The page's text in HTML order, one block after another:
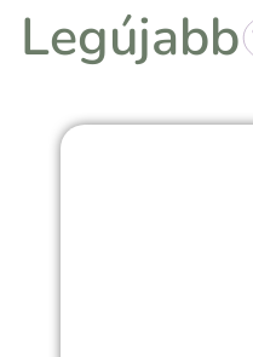
Legújabb